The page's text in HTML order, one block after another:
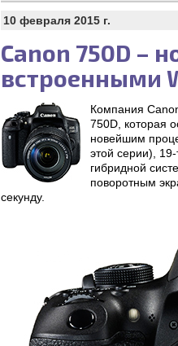
10 февраля 2015 г.
Canon 750D –
встроенными
Компания
750D, которая
новейшим
этой серии),
гибридной
поворотным
секунду.